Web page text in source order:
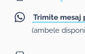
Trimite mesaj
(ambele